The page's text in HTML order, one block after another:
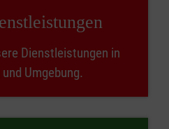
Dienstleistungen in
Umgebung.